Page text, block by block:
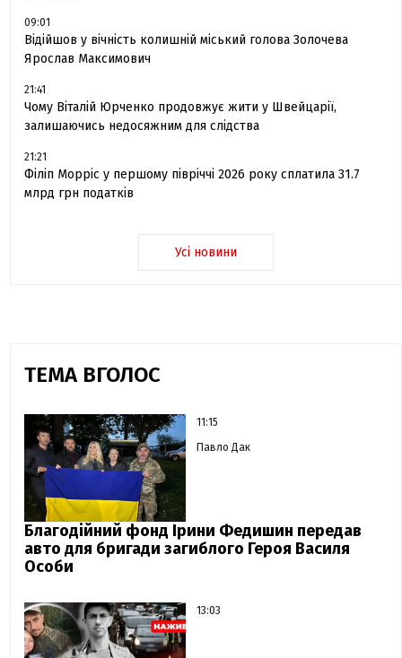
09:01
Відійшов у вічність колишній міський голова Золочева
Ярослав Максимович
21:41
Чому Віталій Юрченко продовжує жити у Швейцарії,
залишаючись недосяжним для слідства
21:21
Філіп Морріс у першому півріччі 2026 року сплатила 31.7
млрд грн податків
Усі новини
ТЕМА ВГОЛОС
11:15
Павло Дак
Благодійний фонд Ірини Федишин передав
авто для бригади загиблого Героя Василя
Особи
13:03